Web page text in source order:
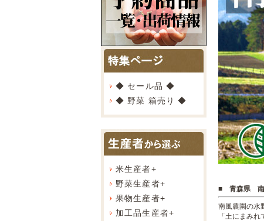
◆ セール品 ◆
◆ 野菜 箱売り ◆
米生産者+
野菜生産者+
果物生産者+
加工品生産者+
■ 青森県 南
南風農園の水
「土にまみ